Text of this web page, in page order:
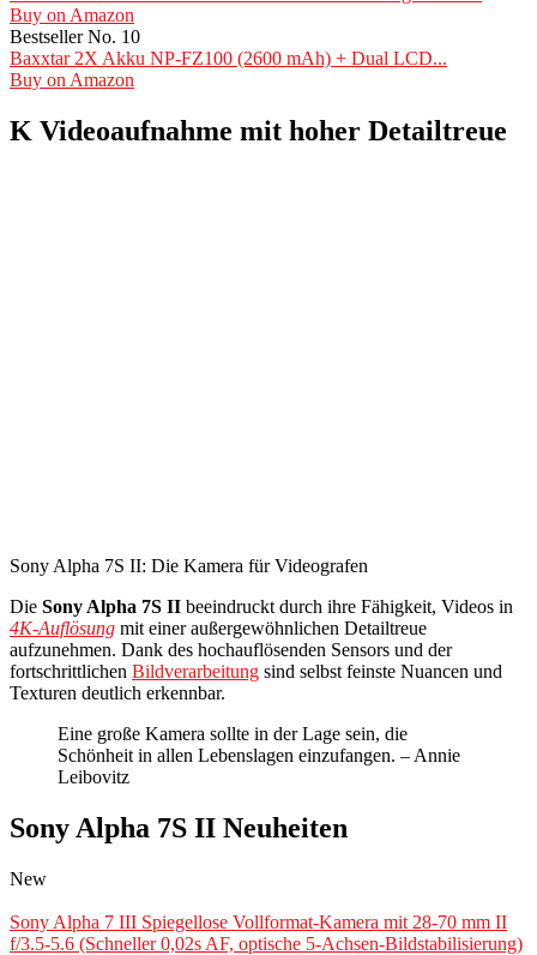
Buy on Amazon
Bestseller No. 10
Baxxtar 2X Akku NP-FZ100 (2600 mAh) + Dual LCD...
Buy on Amazon
K Videoaufnahme mit hoher Detailtreue
Sony Alpha 7S II: Die Kamera für Videografen
Die Sony Alpha 7S II beeindruckt durch ihre Fähigkeit, Videos in
4K-Auflösung mit einer außergewöhnlichen Detailtreue
aufzunehmen. Dank des hochauflösenden Sensors und der
fortschrittlichen Bildverarbeitung sind selbst feinste Nuancen und
Texturen deutlich erkennbar.
Eine große Kamera sollte in der Lage sein, die
Schönheit in allen Lebenslagen einzufangen. – Annie
Leibovitz
Sony Alpha 7S II Neuheiten
New
Sony Alpha 7 III Spiegellose Vollformat-Kamera mit 28-70 mm II
f/3.5-5.6 (Schneller 0,02s AF, optische 5-Achsen-Bildstabilisierung)